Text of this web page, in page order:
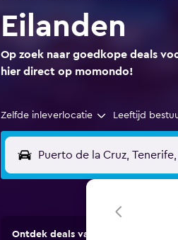
Eilanden
Op zoek naar goedkope deals
hier direct op momondo!
Zelfde inleverlocatie Leeftijd
Ontdek deals van